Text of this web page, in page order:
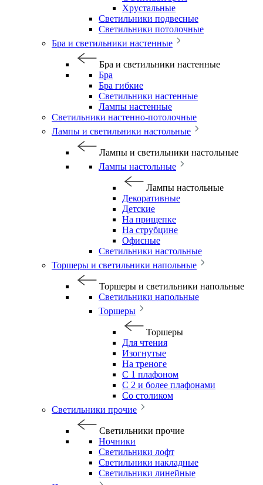
Хрустальные
Светильники подвесные
Светильники потолочные
Бра и светильники настенные
Бра и светильники настенные
Бра
Бра гибкие
Светильники настенные
Лампы настенные
Светильники настенно-потолочные
Лампы и светильники настольные
Лампы и светильники настольные
Лампы настольные
Лампы настольные
Декоративные
Детские
На прищепке
На струбцине
Офисные
Светильники настольные
Торшеры и светильники напольные
Торшеры и светильники напольные
Светильники напольные
Торшеры
Торшеры
Для чтения
Изогнутые
На треноге
С 1 плафоном
С 2 и более плафонами
Со столиком
Светильники прочие
Светильники прочие
Ночники
Светильники лофт
Светильники накладные
Светильники линейные